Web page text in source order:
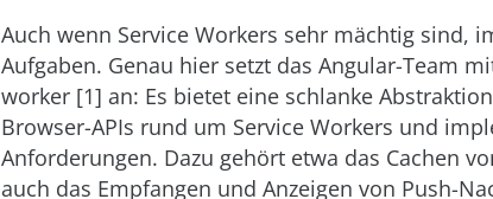
Auch wenn Service Workers sehr mächtig sind,
Aufgaben. Genau hier setzt das Angular-Team
worker [1] an: Es bietet eine schlanke
Browser-APIs rund um Service Workers und
Anforderungen. Dazu gehört etwa das Cachen
auch das Empfangen und Anzeigen von Push-